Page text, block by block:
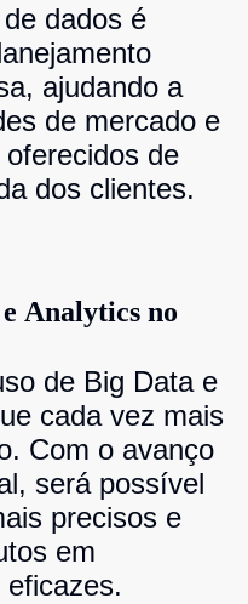
dados é
ajudando a
de mercado e
de
dos clientes.
Analytics no
de Big Data e
cada vez mais
Com o avanço
será possível
precisos e
em